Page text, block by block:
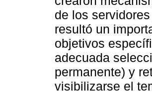
de los
resultó un
objetivos
adecuada
permanente) y
visibilizarse el